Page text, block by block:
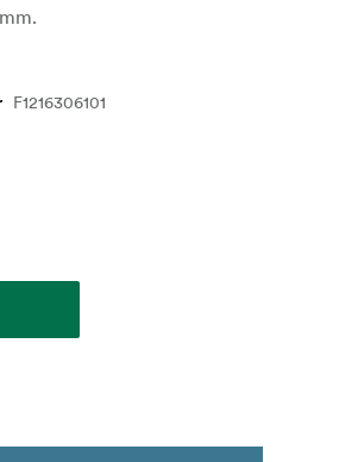
F1216306101